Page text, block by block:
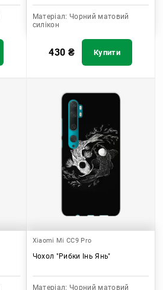
Матеріал: Чорний матовий
силікон
430 ₴ Купити
Xiaomi Mi CC9 Pro
Чохол "Рибки Інь Янь"
Матеріал: Чорний матовий